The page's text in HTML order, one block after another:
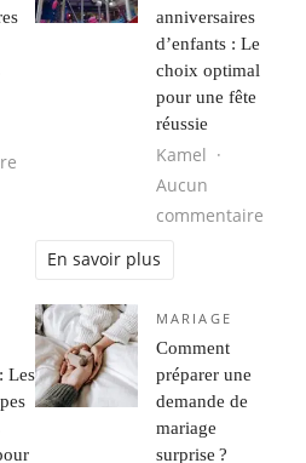
sur Comprendre et optimiser les
anniversaires
d’enfants : Le
choix optimal
pour une fête
réussie
Kamel
Aucun
commentaire
En savoir plus
Les
MARIAGE
Comment
préparer une
demande de
mariage
surprise ?